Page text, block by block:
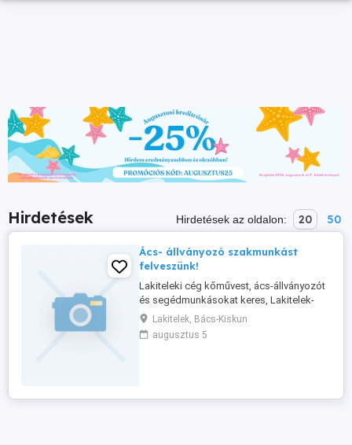
Hirdetések Hirdetések az oldalon: 20 50
Ács- állványozó szakmunkást
felveszünk!
Lakiteleki cég kőművest, ács-állványozót
és segédmunkásokat keres, Lakitelek-
Tiszakécske-Kecskemét környéki
munkákra!
Lakitelek, Bács-Kiskun
augusztus 5